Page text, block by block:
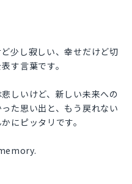
少し寂しい、幸せだけど切
す言葉です。
しいけど、新しい未来への
た思い出と、もう戻れない
にピッタリです。